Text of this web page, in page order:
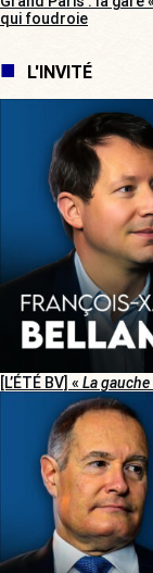
qui foudroie
L'INVITÉ
[L’ÉTÉ BV] « La